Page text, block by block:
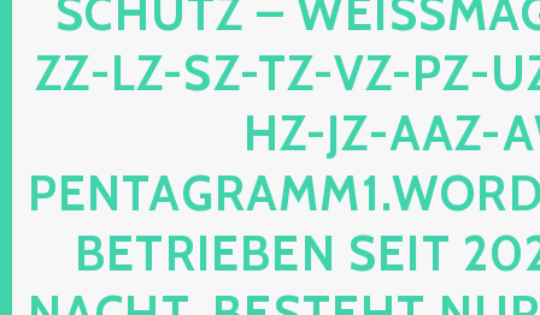
HUTZ –
LZ-SZ-TZ-VZ-PZ-UZ-
JZ-AAZ-
RIEBEN SEIT 2024